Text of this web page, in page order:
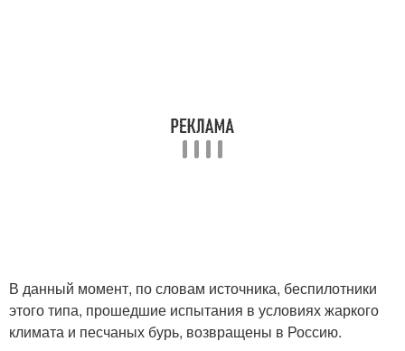
В данный момент, по словам источника, беспилотники
этого типа, прошедшие испытания в условиях жаркого
климата и песчаных бурь, возвращены в Россию.